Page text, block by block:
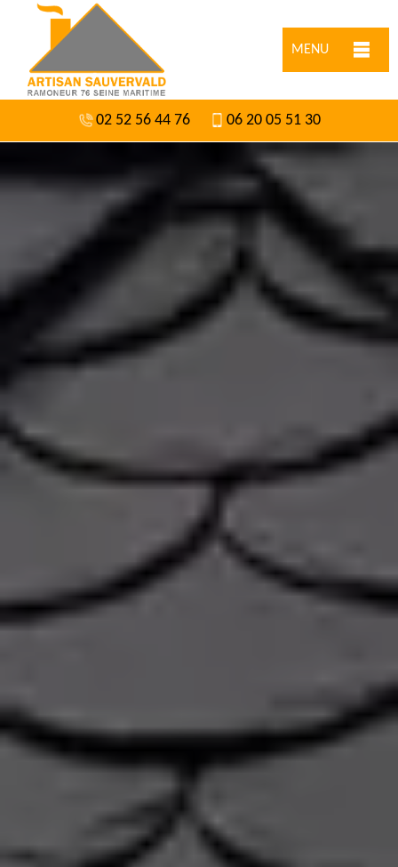
MENU
02 52 56 44 76 06 20 05 51 30